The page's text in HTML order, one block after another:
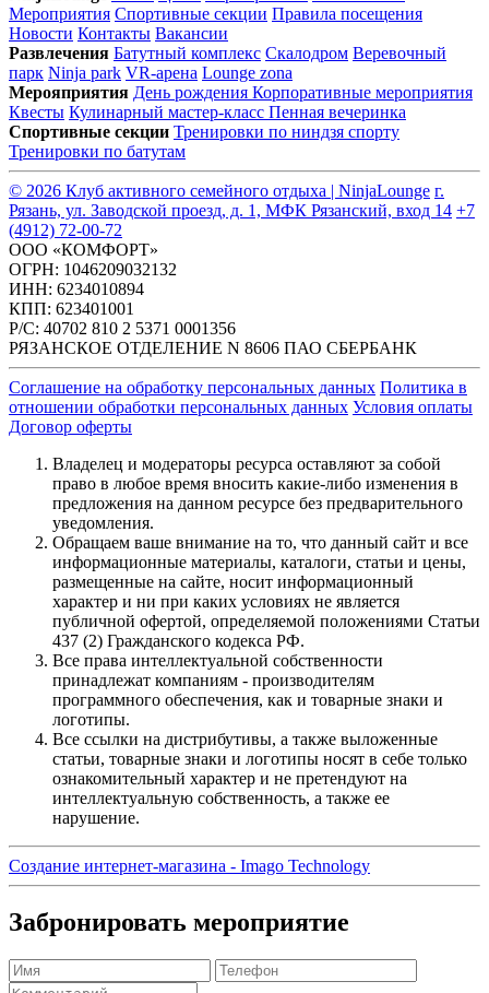
Мероприятия Спортивные секции Правила посещения
Новости Контакты Вакансии
Развлечения Батутный комплекс Скалодром Веревочный
парк Ninja park VR-арена Lounge zona
Мерояприятия День рождения Корпоративные мероприятия
Квесты Кулинарный мастер-класс Пенная вечеринка
Спортивные секции Тренировки по ниндзя спорту
Тренировки по батутам
© 2026 Клуб активного семейного отдыха | NinjaLounge г.
Рязань, ул. Заводской проезд, д. 1, МФК Рязанский, вход 14 +7
(4912) 72-00-72
ООО «КОМФОРТ»
ОГРН: 1046209032132
ИНН: 6234010894
КПП: 623401001
Р/С: 40702 810 2 5371 0001356
РЯЗАНСКОЕ ОТДЕЛЕНИЕ N 8606 ПАО СБЕРБАНК
Соглашение на обработку персональных данных Политика в
отношении обработки персональных данных Условия оплаты
Договор оферты
Владелец и модераторы ресурса оставляют за собой
право в любое время вносить какие-либо изменения в
предложения на данном ресурсе без предварительного
уведомления.
Обращаем ваше внимание на то, что данный сайт и все
информационные материалы, каталоги, статьи и цены,
размещенные на сайте, носит информационный
характер и ни при каких условиях не является
публичной офертой, определяемой положениями Статьи
437 (2) Гражданского кодекса РФ.
Все права интеллектуальной собственности
принадлежат компаниям - производителям
программного обеспечения, как и товарные знаки и
логотипы.
Все ссылки на дистрибутивы, а также выложенные
статьи, товарные знаки и логотипы носят в себе только
ознакомительный характер и не претендуют на
интеллектуальную собственность, а также ее
нарушение.
Создание интернет-магазина ‐ Imago Technology
Забронировать мероприятие